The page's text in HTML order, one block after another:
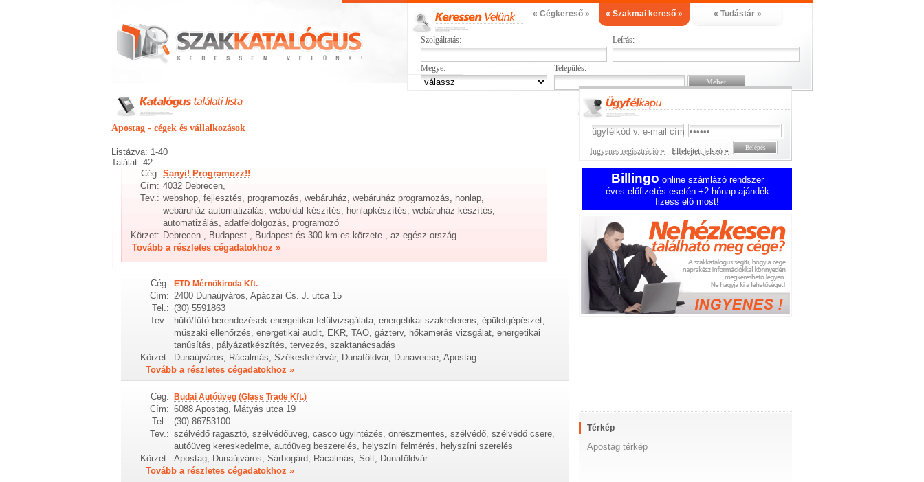
« Cégkereső » « Szakmai kereső » « Tudástár »
Szolgáltatás: Leírás:
Megye: Település:
Apostag - cégek és vállalkozások
Listázva: 1-40
Találat: 42
Cég: Sanyi! Programozz!!
Cím: 4032 Debrecen,
Tev.: webshop, fejlesztés, programozás, webáruház, webáruház programozás, honlap,
webáruház automatizálás, weboldal készítés, honlapkészítés, webáruház készítés,
automatizálás, adatfeldolgozás, programozó
Körzet: Debrecen , Budapest , Budapest és 300 km-es körzete , az egész ország
Tovább a részletes cégadatokhoz »
Cég: ETD Mérnökiroda Kft.
Cím: 2400 Dunaújváros, Apáczai Cs. J. utca 15
Tel.: (30) 5591863
Tev.: hűtő/fűtő berendezések energetikai felülvizsgálata, energetikai szakreferens, épületgépészet,
műszaki ellenőrzés, energetikai audit, EKR, TAO, gázterv, hőkamerás vizsgálat, energetikai
tanúsítás, pályázatkészítés, tervezés, szaktanácsadás
Körzet: Dunaújváros, Rácalmás, Székesfehérvár, Dunaföldvár, Dunavecse, Apostag
Tovább a részletes cégadatokhoz »
Cég: Budai Autóüveg (Glass Trade Kft.)
Cím: 6088 Apostag, Mátyás utca 19
Tel.: (30) 86753100
Tev.: szélvédő ragasztó, szélvédőüveg, casco ügyintézés, önrészmentes, szélvédő, szélvédő csere,
autóüveg kereskedelme, autóüveg beszerelés, helyszíni felmérés, helyszíni szerelés
Körzet: Apostag, Dunaújváros, Sárbogárd, Rácalmás, Solt, Dunaföldvár
Tovább a részletes cégadatokhoz »
Ingyenes regisztráció » Elfelejtett jelszó »
Billingo online számlázó rendszer
éves előfizetés esetén +2 hónap ajándék
fizess elő most!
Térkép
Apostag térkép